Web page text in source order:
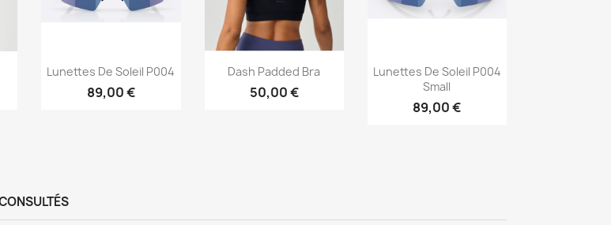
Aperçu rapide
Lunettes De Soleil P004
89,00 €
Aperçu rapide
Dash Padded Bra
50,00 €
Aperçu rapide
Lunettes De Soleil P004
Small
89,00 €